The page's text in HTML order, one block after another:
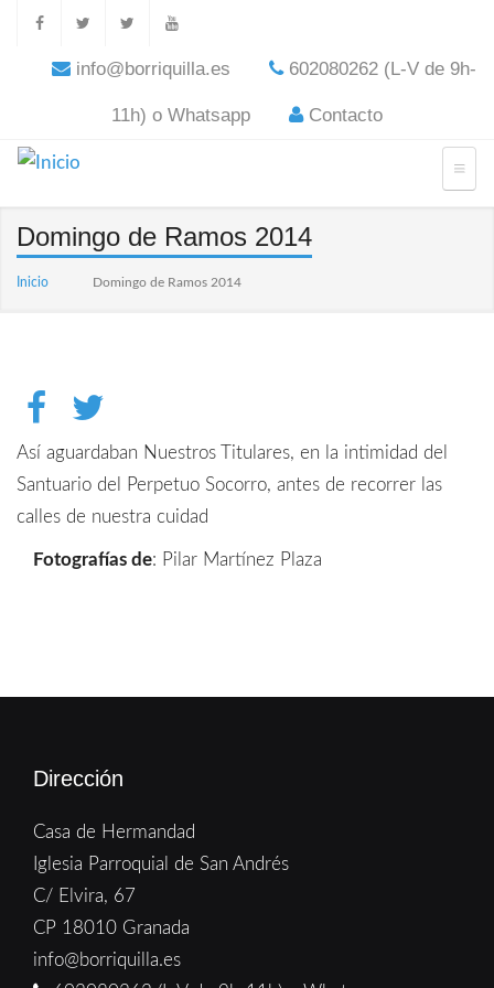
info@borriquilla.es 602080262 (L-V de 9h-
11h) o Whatsapp Contacto
Domingo de Ramos 2014
Inicio Domingo de Ramos 2014
Así aguardaban Nuestros Titulares, en la intimidad del
Santuario del Perpetuo Socorro, antes de recorrer las
calles de nuestra cuidad
Fotografías de: Pilar Martínez Plaza
Dirección
Casa de Hermandad
Iglesia Parroquial de San Andrés
C/ Elvira, 67
CP 18010 Granada
info@borriquilla.es